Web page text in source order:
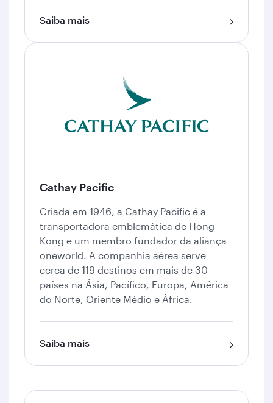
Saiba mais
Cathay Pacific
Criada em 1946, a Cathay Pacific é a
transportadora emblemática de Hong
Kong e um membro fundador da aliança
oneworld. A companhia aérea serve
cerca de 119 destinos em mais de 30
países na Ásia, Pacífico, Europa, América
do Norte, Oriente Médio e África.
Saiba mais